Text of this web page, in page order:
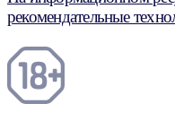
рекомендательные